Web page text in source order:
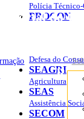
Portal do
Polícia
PROCON
Defesa do
SEAGRI
Agricultura
SEAS
Assistência
SECOM